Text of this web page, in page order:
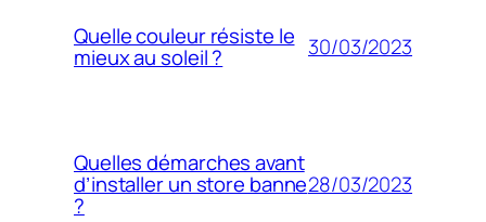
Quelle couleur résiste le
mieux au soleil ? 30/03/2023
Quelles démarches avant
d’installer un store banne
?
28/03/2023